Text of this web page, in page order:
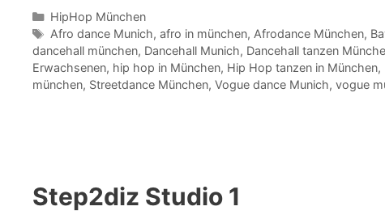
Kategorien
HipHop München
Schlagwörter
Afro dance Munich, afro in münchen, Afrodance München,
dancehall münchen, Dancehall Munich, Dancehall tanzen
Erwachsenen, hip hop in München, Hip Hop tanzen in München,
münchen, Streetdance München, Vogue dance Munich, vogue
Step2diz Studio 1